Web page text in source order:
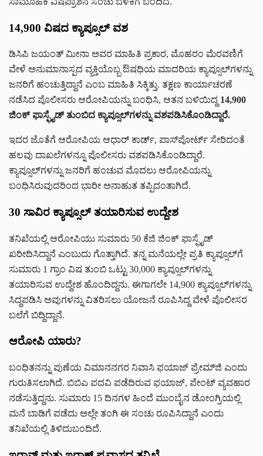
14,900 ವಿಷದ ಕ್ಯಾಪ್ಸೂಲ್‌ ವಶ
ಡಿಸಿಪಿ ಜಯಂತ್ ಮೀನಾ ಅವರ ಮಾಹಿತಿ ಪ್ರಕಾರ, ಮೊಹರಂ ಮೆರವಣಿಗೆ
ವೇಳೆ ಅನುಮಾನಾಸ್ಪದ ವ್ಯಕ್ತಿಯೊಬ್ಬ ಔಷಧಿಯ ಮಾದರಿಯ ಕ್ಯಾಪ್ಸೂಲ್‌ಗಳನ್ನು
ಜನರಿಗೆ ಹಂಚುತ್ತಿದ್ದಾನೆ ಎಂಬ ಮಾಹಿತಿ ಸಿಕ್ಕಿತ್ತು. ತಕ್ಷಣ ಕಾರ್ಯಾಚರಣೆ
ನಡೆಸಿದ ಪೊಲೀಸರು ಆರೋಪಿಯನ್ನು ಬಂಧಿಸಿ, ಆತನ ಬಳಿಯಿದ್ದ 14,900
ಜಿಂಕ್ ಫಾಸ್ಫೈಡ್ ತುಂಬಿದ ಕ್ಯಾಪ್ಸೂಲ್‌ಗಳನ್ನು ವಶಪಡಿಸಿಕೊಂಡಿದ್ದಾರೆ.
ಇದರ ಜೊತೆಗೆ ಆರೋಪಿಯ ಆಧಾರ್ ಕಾರ್ಡ್, ಪಾಸ್‌ಪೋರ್ಟ್ ಸೇರಿದಂತೆ
ಹಲವು ದಾಖಲೆಗಳನ್ನೂ ಪೊಲೀಸರು ವಶಪಡಿಸಿಕೊಂಡಿದ್ದಾರೆ.
ಕ್ಯಾಪ್ಸೂಲ್‌ಗಳನ್ನು ಜನರಿಗೆ ಹಂಚುವ ಮೊದಲು ಆರೋಪಿಯನ್ನು
ಬಂಧಿಸಿರುವುದರಿಂದ ಭಾರೀ ಅನಾಹುತ ತಪ್ಪಿದಂತಾಗಿದೆ.
30 ಸಾವಿರ ಕ್ಯಾಪ್ಸೂಲ್ ತಯಾರಿಸುವ ಉದ್ದೇಶ
ತನಿಖೆಯಲ್ಲಿ ಆರೋಪಿಯು ಸುಮಾರು 50 ಕೆಜಿ ಜಿಂಕ್ ಫಾಸ್ಫೈಡ್
ಖರೀದಿಸಿದ್ದಾನೆ ಎಂಬುದು ಗೊತ್ತಾಗಿದೆ. ತನ್ನ ಮನೆಯಲ್ಲೇ ಪ್ರತಿ ಕ್ಯಾಪ್ಸೂಲ್‌ಗೆ
ಸುಮಾರು 1 ಗ್ರಾಂ ವಿಷ ತುಂಬಿ ಒಟ್ಟು 30,000 ಕ್ಯಾಪ್ಸೂಲ್‌ಗಳನ್ನು
ತಯಾರಿಸುವ ಉದ್ದೇಶ ಹೊಂದಿದ್ದನು. ಈಗಾಗಲೇ 14,900 ಕ್ಯಾಪ್ಸೂಲ್‌ಗಳನ್ನು
ಸಿದ್ಧಪಡಿಸಿ ಅವುಗಳನ್ನು ವಿತರಿಸಲು ಯೋಜನೆ ರೂಪಿಸಿದ್ದ ವೇಳೆ ಪೊಲೀಸರ
ಬಲೆಗೆ ಬಿದ್ದಿದ್ದಾನೆ.
ಆರೋಪಿ ಯಾರು?
ಬಂಧಿತನನ್ನು ಪುಣೆಯ ವಿಮಾನನಗರ ನಿವಾಸಿ ಫಯಾಜ್ ಪ್ರೇಮ್‌ಜಿ ಎಂದು
ಗುರುತಿಸಲಾಗಿದೆ. ಬಿಬಿಎ ಪದವಿ ಪಡೆದಿರುವ ಫಯಾಜ್, ಪೇಂಟ್‌ ವ್ಯವಹಾರ
ನಡೆಸುತ್ತಿದ್ದನು. ಸುಮಾರು 15 ದಿನಗಳ ಹಿಂದೆ ಮುಂಬೈನ ಡೋಂಗ್ರಿಯಲ್ಲಿ
ಮನೆ ಬಾಡಿಗೆ ಪಡೆದು ಅಲ್ಲೇ ತಂಗಿ ಈ ಸಂಚು ರೂಪಿಸಿದ್ದಾನೆ ಎಂದು
ತನಿಖೆಯಲ್ಲಿ ತಿಳಿದುಬಂದಿದೆ.